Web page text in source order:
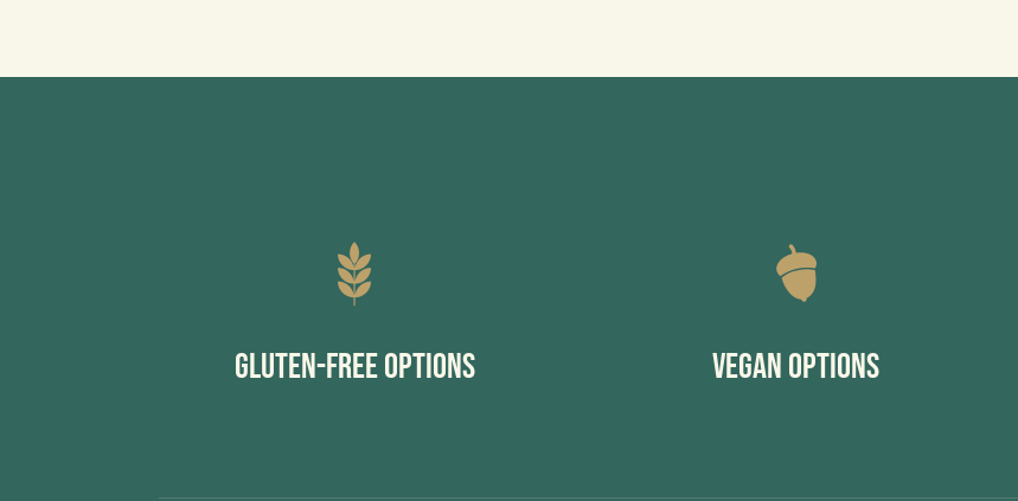
Gluten-Free Options Vegan Options